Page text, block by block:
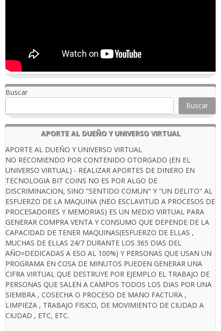
Buscar
Buscar
APORTE AL DUEÑO Y UNIVERSO VIRTUAL
APORTE AL DUEÑO Y UNIVERSO VIRTUAL
NO RECOMIENDO POR CONTENIDO OTORGADO (EN EL
UNIVERSO VIRTUAL) - REALIZAR APORTES DE DINERO EN
TECNOLOGIA BIT COINS NO ES POR ALGO DE
DISCRIMINACION, SINO "SENTIDO COMUN" Y "UN DELITO" AL
ESFUERZO DE LA MAQUINA (NEO ESCLAVITUD A PROCESOS DE
PROCESADORES Y MEMORIAS) ES UN MEDIO VIRTUAL PARA
GENERAR COMPRA VENTA Y CONSUMO QUE DEPENDE DE LA
CAPACIDAD DE TENER MAQUINAS(ESFUERZO DE ELLAS ,
MUCHAS DE ELLAS 24/7 DURANTE LOS 365 DIAS DEL
AÑO=DEDICADAS A ESO AL 100%) Y PERSONAS QUE USAN UN
PROGRAMA EN COSA DE MINUTOS PUEDEN GENERAR UNA
CIFRA VIRTUAL QUE DESTRUYE POR EJEMPLO EL TRABAJO DE
PERSONAS QUE SALEN A CAMPOS TODOS LOS DIAS POR UNA
SIEMBRA , COSECHA O PROCESO DE MANO FACTURA ,
LIMPIEZA , TRABAJO FISICO, DE MOVIMIENTO DE CIUDAD A
CIUDAD , ETC, ETC.